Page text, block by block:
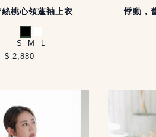
桃心領蓬袖上衣
黑 白
S M
$ 2,880
悸動，